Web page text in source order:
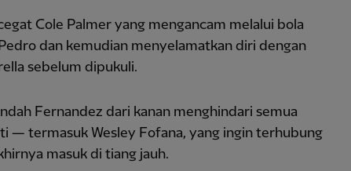
Cole Palmer yang mengancam melalui bola
dan kemudian menyelamatkan diri dengan
sebelum dipukuli.
Fernandez dari kanan menghindari semua
— termasuk Wesley Fofana, yang ingin terhubung
masuk di tiang jauh.